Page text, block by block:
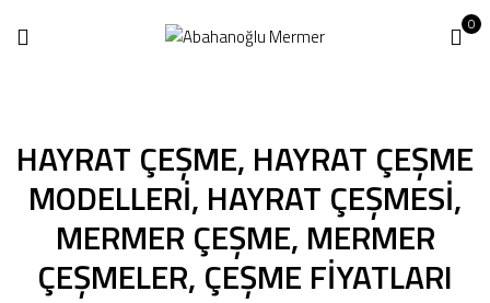
0
HAYRAT ÇEŞME, HAYRAT ÇEŞME
MODELLERİ, HAYRAT ÇEŞMESİ,
MERMER ÇEŞME, MERMER
ÇEŞMELER, ÇEŞME FİYATLARI